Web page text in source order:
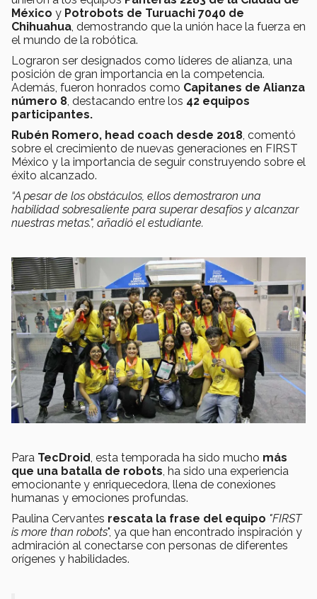
México y Potrobots de Turuachi 7040 de
Chihuahua , demostrando que la unión hace la fuerza en
el mundo de la robótica.
Lograron ser designados como líderes de alianza, una
posición de gran importancia en la competencia.
Además, fueron honrados como Capitanes de Alianza
número 8 , destacando entre los 42 equipos
participantes.
Rubén Romero, head coach desde 2018 , comentó
sobre el crecimiento de nuevas generaciones en FIRST
México y la importancia de seguir construyendo sobre el
éxito alcanzado.
“A pesar de los obstáculos, ellos demostraron una
habilidad sobresaliente para superar desafíos y alcanzar
nuestras metas.", añadió el estudiante.
Para TecDroid , esta temporada ha sido mucho más
que una batalla de robots , ha sido una experiencia
emocionante y enriquecedora, llena de conexiones
humanas y emociones profundas.
Paulina Cervantes rescata la frase del equipo "FIRST
is more than robots", ya que han encontrado inspiración y
admiración al conectarse con personas de diferentes
orígenes y habilidades.